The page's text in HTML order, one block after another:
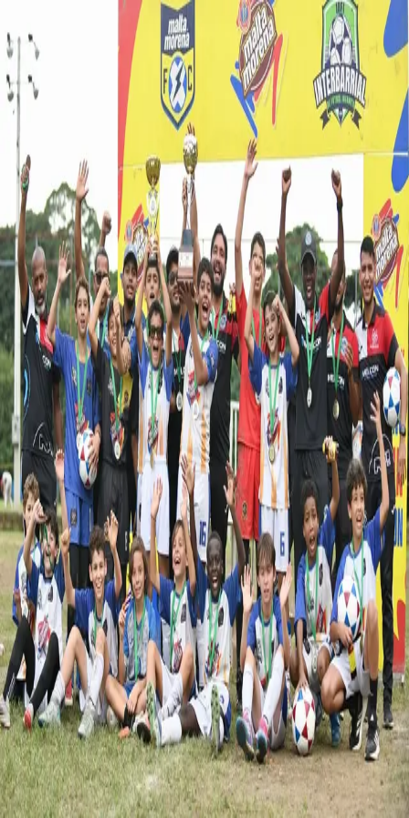
THE SOCCER LAB
Partidos Competencias
Torneos Internacionales
Iniciar sesion
Registrarse
Volver a torneos locales
Sábado, 21 de marzo de 2026
Campeones Copa Santiago!
Copa Santiago|Santiago
CAMPEONES!! 🏆🏆
Galeria del torneo
1 /4